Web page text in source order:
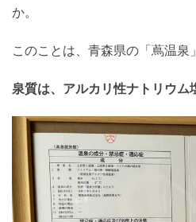
か。
このことは、青森県の「蔦温泉
泉質は、アルカリ性ナトリウム